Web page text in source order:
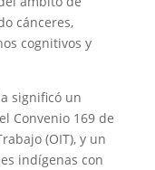
cánceres,
cognitivos y
significó un
Convenio 169 de
(OIT), y un
indígenas con